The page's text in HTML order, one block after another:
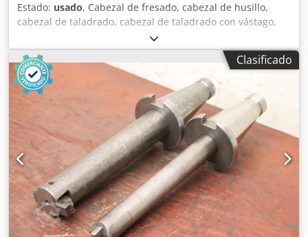
Estado: usado, Cabezal de fresado, cabezal de husillo,
cabezal de taladrado, cabezal de taladrado con vástago,
cabezal con vástago, cabezal de taladrado con husillo,
cabezal de escariado, herramienta de husillo -Cantidad: 36
herramientas de husillo -Conexión: SK40 -Incluye: perno
de sujeción CNC -Diferentes tamaños de eje: 30-125 mm
Dwedjc Innrspfx Algea -Precio: completo -Peso: 86 kg
Clasificado